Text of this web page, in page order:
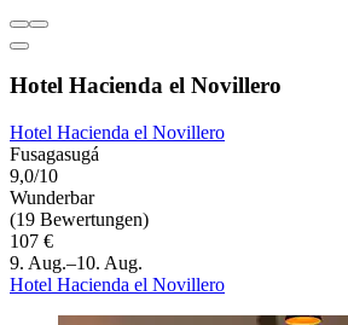
Hotel Hacienda el Novillero
Hotel Hacienda el Novillero
Fusagasugá
9,0/10
Wunderbar
(19 Bewertungen)
107 €
9. Aug.–10. Aug.
Hotel Hacienda el Novillero